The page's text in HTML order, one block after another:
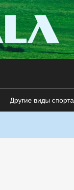
Другие виды спорта